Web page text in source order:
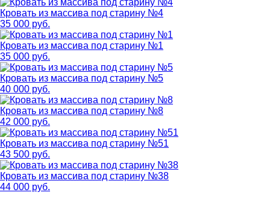
Кровать из массива под старину №4
35 000 руб.
Кровать из массива под старину №1
35 000 руб.
Кровать из массива под старину №5
40 000 руб.
Кровать из массива под старину №8
42 000 руб.
Кровать из массива под старину №51
43 500 руб.
Кровать из массива под старину №38
44 000 руб.